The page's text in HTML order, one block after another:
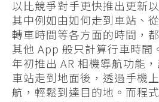
以比競爭對手更快推出更新
其中例如由如何走到車站、
轉車時間等各方面的時間，
其他 App 般只計算行車時間
年初推出 AR 相機導航功能
車站走到地面後，透過手機
航，輕鬆到達目的地。而程